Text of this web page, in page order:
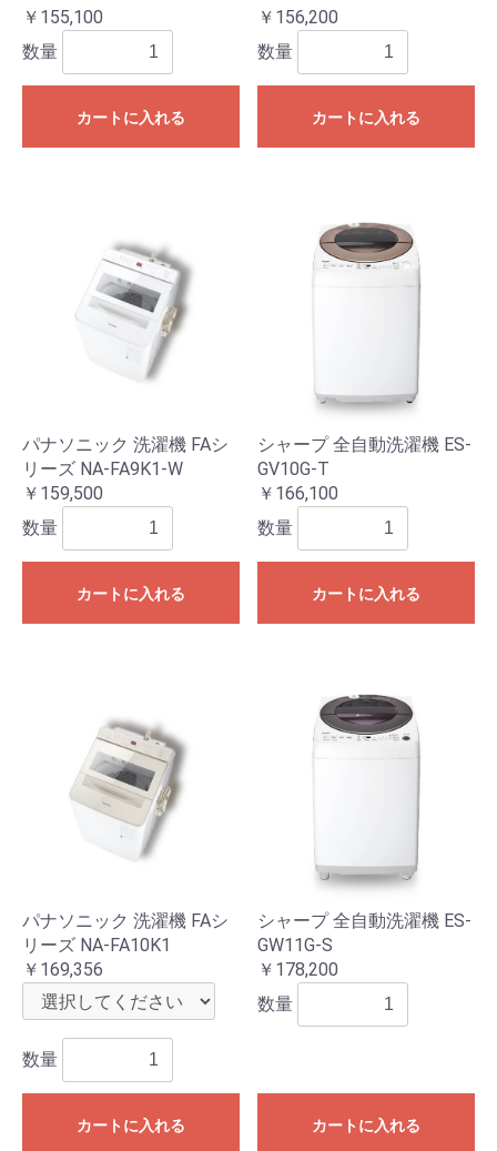
￥155,100
数量
カートに入れる
￥156,200
数量
カートに入れる
パナソニック 洗濯機 FAシ
リーズ NA-FA9K1-W
￥159,500
数量
カートに入れる
シャープ 全自動洗濯機 ES-
GV10G-T
￥166,100
数量
カートに入れる
パナソニック 洗濯機 FAシ
リーズ NA-FA10K1
￥169,356
数量
カートに入れる
シャープ 全自動洗濯機 ES-
GW11G-S
￥178,200
数量
カートに入れる